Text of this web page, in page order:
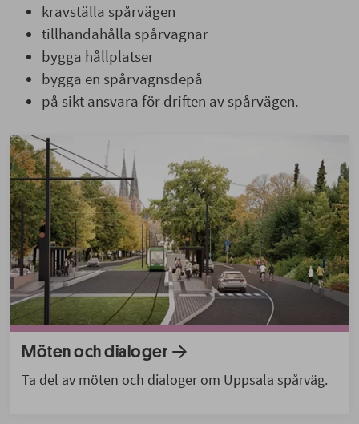
kravställa spårvägen
tillhandahålla spårvagnar
bygga hållplatser
bygga en spårvagnsdepå
på sikt ansvara för driften av spårvägen.
Möten och dialoger
Ta del av möten och dialoger om Uppsala spårväg.